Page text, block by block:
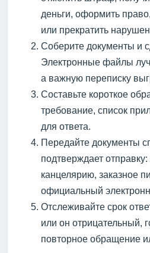
деньги, оформить
или прекратить
Соберите документы и
Электронные файлы
а важную переписку
Составьте короткое
требование, список
для ответа.
Передайте документы
подтверждает
канцелярию, заказное
официальный
Отслеживайте срок
или он отрицательный,
повторное обращение